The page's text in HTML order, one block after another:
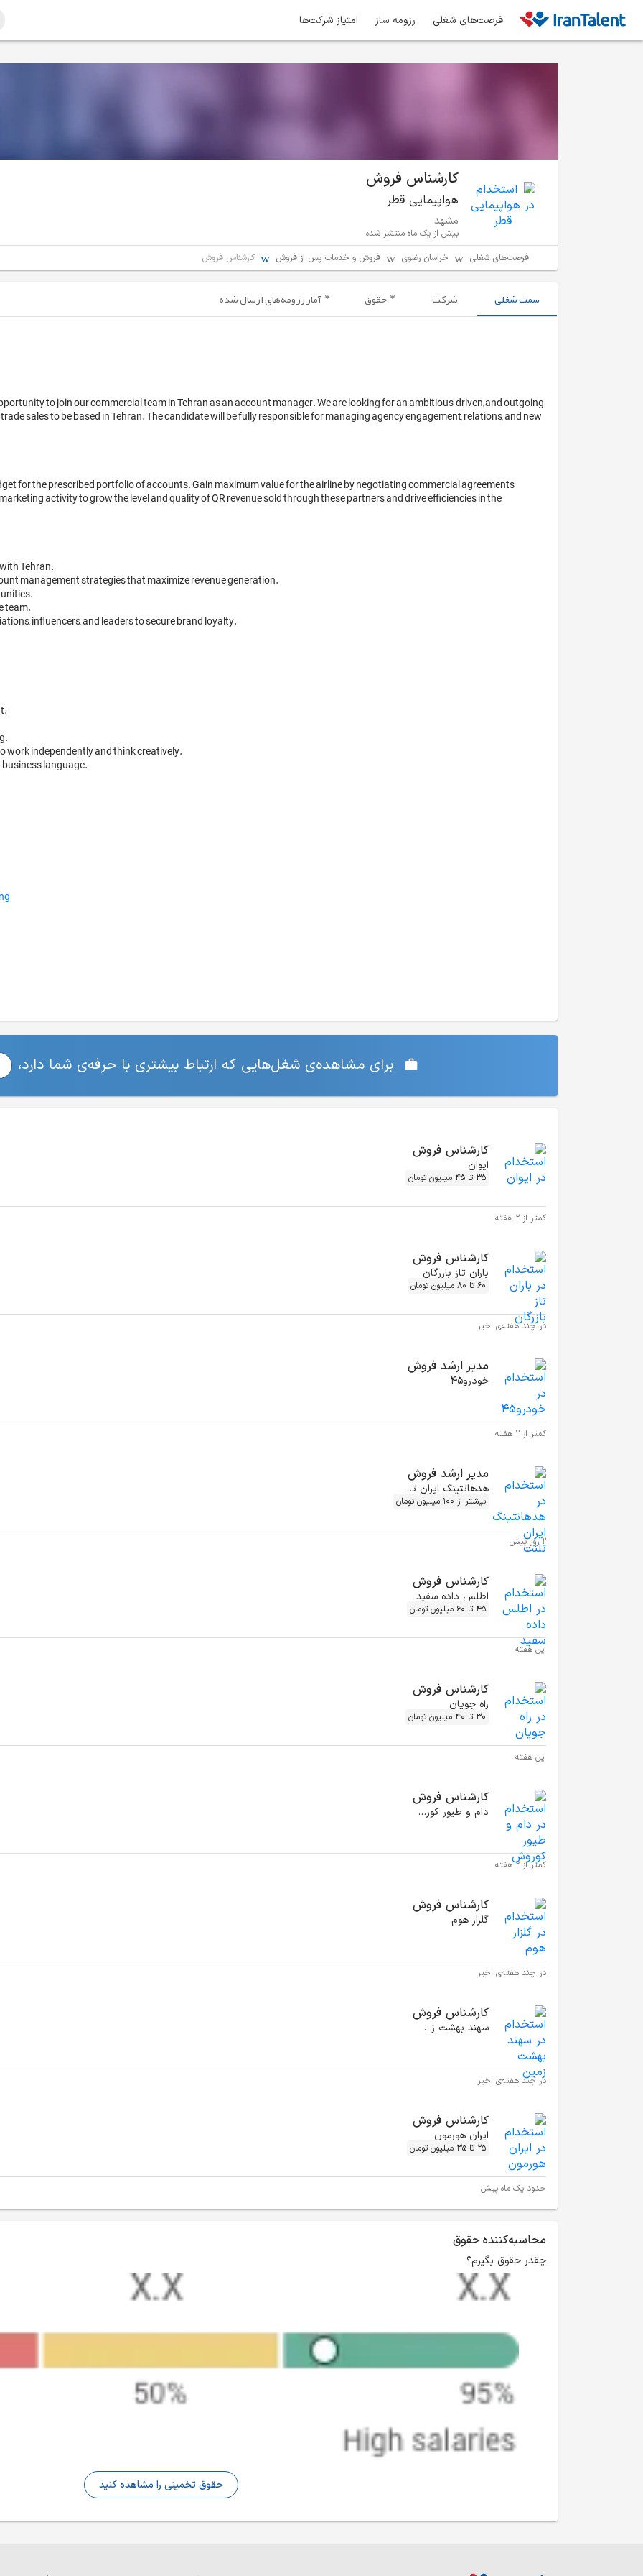
فرصت‌های شغلی رزومه ساز امتیاز شرکت‌ها
کارشناس فروش
هواپیمایی قطر
مشهد
بیش از یک ماه منتشر شده
فرصت‌های شغلی خراسان رضوی فروش و خدمات پس از فروش کارشناس فروش
سمت شغلی شرکت حقوق آمار رزومه‌های ارسال شده
to join our commercial team in Tehran as an account manager. We are looking for an ambitious, driven, and outgoing
sales to be based in Tehran. The candidate will be fully responsible for managing agency engagement, relations, and new
for the prescribed portfolio of accounts. Gain maximum value for the airline by negotiating commercial agreements
activity to grow the level and quality of QR revenue sold through these partners and drive efficiencies in the
Tehran.
management strategies that maximize revenue generation.
team.
work independently and think creatively.
language.
برای مشاهده‌ی شغل‌هایی که ارتباط بیشتری با حرفه‌ی شما دارد،
کارشناس فروش
ایوان
35 تا 45 میلیون تومان
کمتر از ۲ هفته
کارشناس فروش
باران تاز بازرگان
60 تا 80 میلیون تومان
در چند هفته‌ی اخیر
مدیر ارشد فروش
خودرو45
کمتر از ۲ هفته
مدیر ارشد فروش
هدهانتینگ ایران تلنت
بیشتر از 100 میلیون تومان
2 روز پیش
کارشناس فروش
اطلس داده سفید
45 تا 60 میلیون تومان
این هفته
کارشناس فروش
راه جویان
30 تا 40 میلیون تومان
این هفته
کارشناس فروش
دام و طیور کوروش
کمتر از ۲ هفته
کارشناس فروش
گلزار هوم
در چند هفته‌ی اخیر
کارشناس فروش
سهند بهشت زمین
در چند هفته‌ی اخیر
کارشناس فروش
ایران هورمون
25 تا 35 میلیون تومان
حدود یک ماه پیش
محاسبه‌کننده حقوق
چقدر حقوق بگیرم؟
حقوق تخمینی را مشاهده کنید